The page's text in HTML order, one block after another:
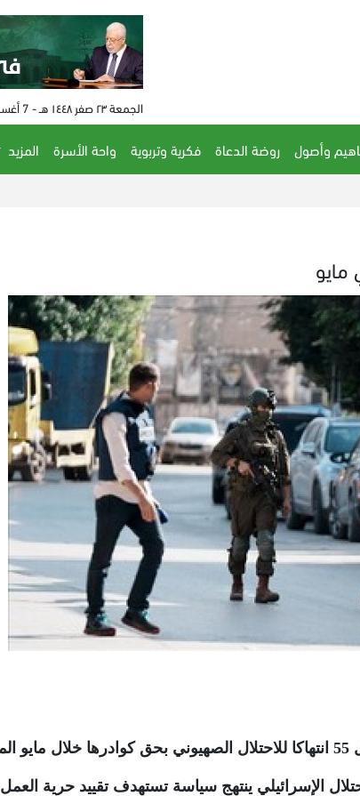
الجمعة ٢٣ صفر ١٤٤٨ هـ - 7 أغسطس 2026 م - الساعة 01:25 م
وأصول روضة الدعاة فكرية وتربوية واحة الأسرة
المزيد
الإسرائيلي ينتهج سياسة تستهدف تقييد حرية العمل